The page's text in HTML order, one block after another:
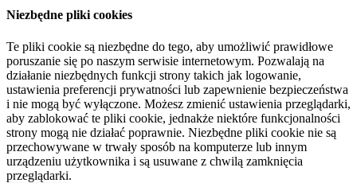
Niezbędne pliki cookies
Te pliki cookie są niezbędne do tego, aby umożliwić prawidłowe
poruszanie się po naszym serwisie internetowym. Pozwalają na
działanie niezbędnych funkcji strony takich jak logowanie,
ustawienia preferencji prywatności lub zapewnienie bezpieczeństwa
i nie mogą być wyłączone. Możesz zmienić ustawienia przeglądarki,
aby zablokować te pliki cookie, jednakże niektóre funkcjonalności
strony mogą nie działać poprawnie. Niezbędne pliki cookie nie są
przechowywane w trwały sposób na komputerze lub innym
urządzeniu użytkownika i są usuwane z chwilą zamknięcia
przeglądarki.